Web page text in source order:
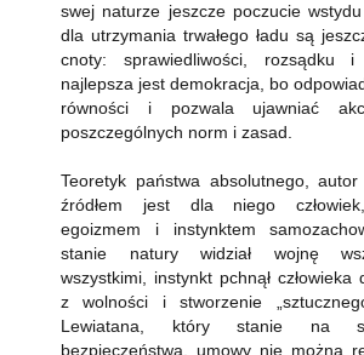
swej naturze jeszcze poczucie
dla utrzymania trwałego ładu są
cnoty: sprawiedliwości, rozsądku i
najlepsza jest demokracja, bo
równości i pozwala ujawniać
poszczególnych norm i zasad.
Teoretyk państwa absolutnego, autor
źródłem jest dla niego
egoizmem i instynktem
stanie natury widział wojnę
wszystkimi, instynkt pchnął człowieka
z wolności i stworzenie
Lewiatana, który stanie na
bezpieczeństwa, umowy nie można